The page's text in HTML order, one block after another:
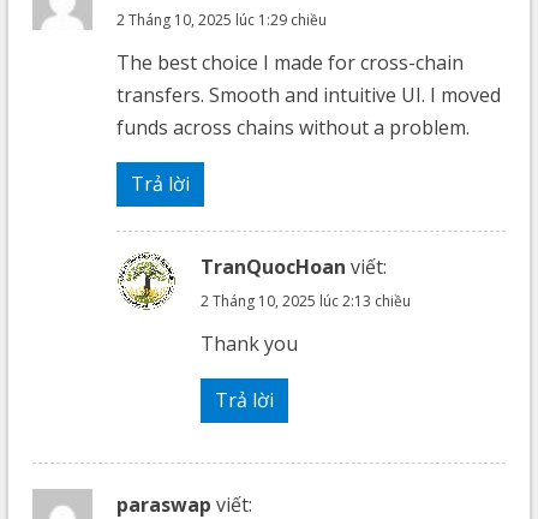
2 Tháng 10, 2025 lúc 1:29 chiều
The best choice I made for cross-chain
transfers. Smooth and intuitive UI. I moved
funds across chains without a problem.
Trả lời
TranQuocHoan viết:
2 Tháng 10, 2025 lúc 2:13 chiều
Thank you
Trả lời
paraswap viết: